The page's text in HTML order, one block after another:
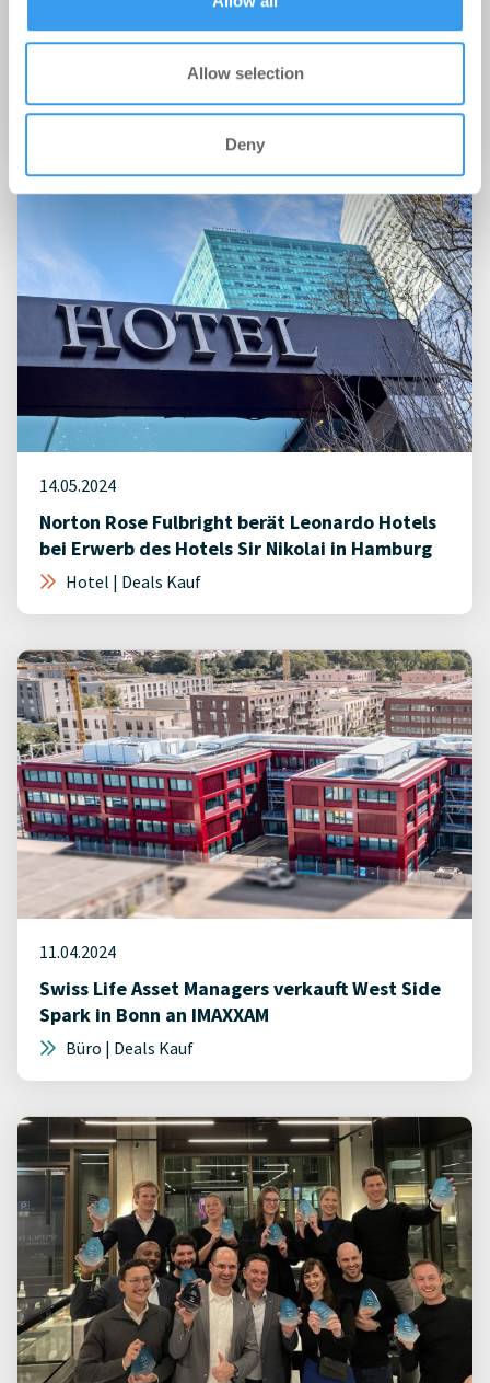
Allow selection
Deny
Büroensemble ROSSIO
Büro | Deals Kauf
14.05.2024
Norton Rose Fulbright berät Leonardo Hotels
bei Erwerb des Hotels Sir Nikolai in Hamburg
Hotel | Deals Kauf
11.04.2024
Swiss Life Asset Managers verkauft West Side
Spark in Bonn an IMAXXAM
Büro | Deals Kauf